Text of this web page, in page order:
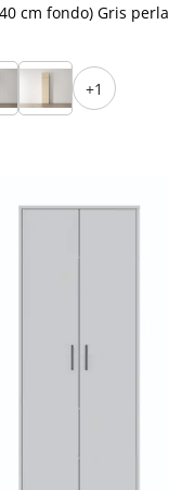
cm fondo) Gris perla
+1